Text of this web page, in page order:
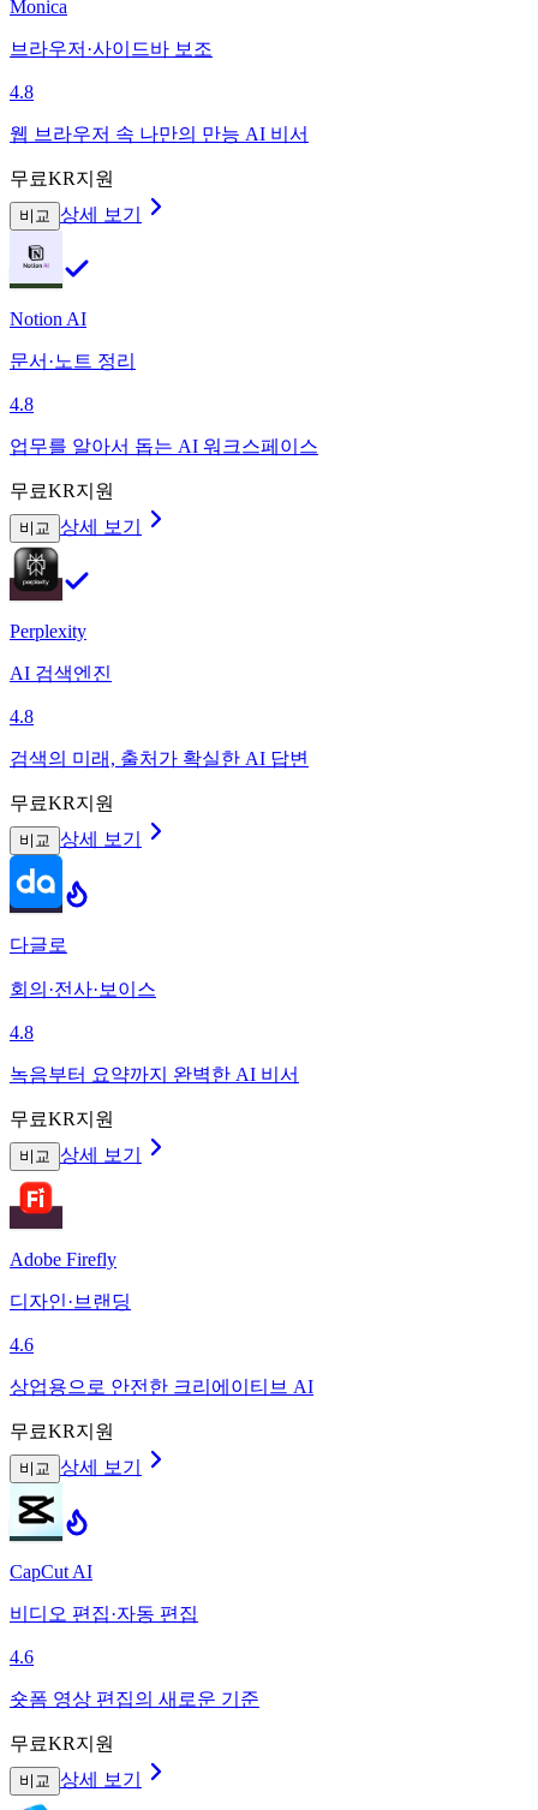
Monica
브라우저·사이드바 보조
4.8
웹 브라우저 속 나만의 만능 AI 비서
무료KR지원
비교 상세 보기
Notion AI
문서·노트 정리
4.8
업무를 알아서 돕는 AI 워크스페이스
무료KR지원
비교 상세 보기
Perplexity
AI 검색엔진
4.8
검색의 미래, 출처가 확실한 AI 답변
무료KR지원
비교 상세 보기
다글로
회의·전사·보이스
4.8
녹음부터 요약까지 완벽한 AI 비서
무료KR지원
비교 상세 보기
Adobe Firefly
디자인·브랜딩
4.6
상업용으로 안전한 크리에이티브 AI
무료KR지원
비교 상세 보기
CapCut AI
비디오 편집·자동 편집
4.6
숏폼 영상 편집의 새로운 기준
무료KR지원
비교 상세 보기